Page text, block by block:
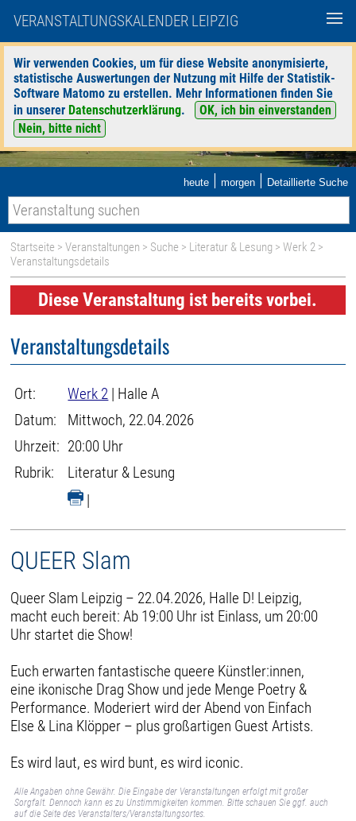
VERANSTALTUNGSKALENDER LEIPZIG
Wir verwenden Cookies, um für diese Website anonymisierte,
statistische Auswertungen der Nutzung mit Hilfe der Statistik-
Software Matomo zu erstellen. Mehr Informationen finden Sie
in unserer Datenschutzerklärung.
OK, ich bin einverstanden
Nein, bitte nicht
heute | morgen | Detaillierte Suche
Startseite >Veranstaltungen > Suche > Literatur & Lesung >Werk 2 >
Veranstaltungsdetails
Diese Veranstaltung ist bereits vorbei.
Veranstaltungsdetails
Ort: Werk 2 | Halle A
Datum:
Mittwoch, 22.04.2026
Uhrzeit: 20:00 Uhr
Rubrik:
Literatur & Lesung
|
QUEER Slam
Queer Slam Leipzig – 22.04.2026, Halle D! Leipzig,
macht euch bereit: Ab 19:00 Uhr ist Einlass, um 20:00
Uhr startet die Show!
Euch erwarten fantastische queere Künstler:innen,
eine ikonische Drag Show und jede Menge Poetry &
Performance. Moderiert wird der Abend von Einfach
Else & Lina Klöpper – plus großartigen Guest Artists.
Es wird laut, es wird bunt, es wird iconic.
Alle Angaben ohne Gewähr. Die Eingabe der Veranstaltungen erfolgt mit großer
Sorgfalt. Dennoch kann es zu Unstimmigkeiten kommen. Bitte schauen Sie ggf. auch
auf die Seite des Veranstalters/Veranstaltungsortes.